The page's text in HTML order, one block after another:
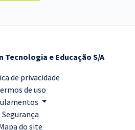
Tecnologia e Educação S/A
de privacidade
de uso
Segurança
do site